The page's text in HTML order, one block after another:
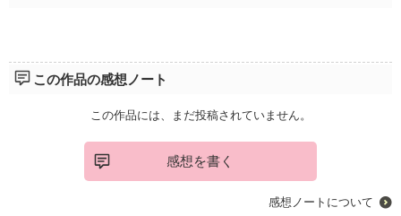
この作品の感想ノート
この作品には、まだ投稿されていません。
感想を書く
感想ノートについて